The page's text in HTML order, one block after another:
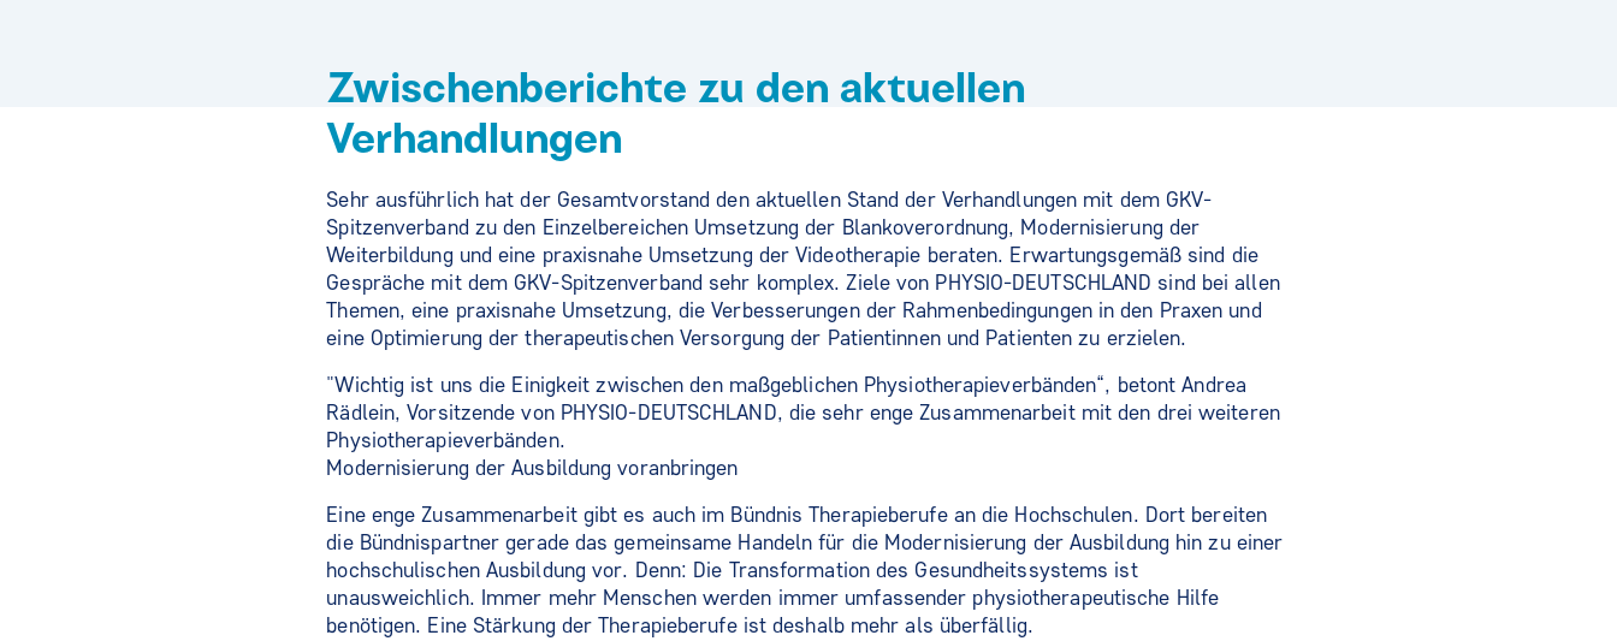
Zwischenberichte zu den aktuellen
Verhandlungen
Sehr ausführlich hat der Gesamtvorstand den aktuellen Stand der Verhandlungen mit dem GKV-
Spitzenverband zu den Einzelbereichen Umsetzung der Blankoverordnung, Modernisierung der
Weiterbildung und eine praxisnahe Umsetzung der Videotherapie beraten. Erwartungsgemäß sind die
Gespräche mit dem GKV-Spitzenverband sehr komplex. Ziele von PHYSIO-DEUTSCHLAND sind bei allen
Themen, eine praxisnahe Umsetzung, die Verbesserungen der Rahmenbedingungen in den Praxen und
eine Optimierung der therapeutischen Versorgung der Patientinnen und Patienten zu erzielen.
"Wichtig ist uns die Einigkeit zwischen den maßgeblichen Physiotherapieverbänden“, betont Andrea
Rädlein, Vorsitzende von PHYSIO-DEUTSCHLAND, die sehr enge Zusammenarbeit mit den drei weiteren
Physiotherapieverbänden.
Modernisierung der Ausbildung voranbringen
Eine enge Zusammenarbeit gibt es auch im Bündnis Therapieberufe an die Hochschulen. Dort bereiten
die Bündnispartner gerade das gemeinsame Handeln für die Modernisierung der Ausbildung hin zu einer
hochschulischen Ausbildung vor. Denn: Die Transformation des Gesundheitssystems ist
unausweichlich. Immer mehr Menschen werden immer umfassender physiotherapeutische Hilfe
benötigen. Eine Stärkung der Therapieberufe ist deshalb mehr als überfällig.